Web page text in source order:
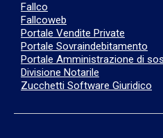
Fallco
Fallcoweb
Portale Vendite Private
Portale Sovraindebitamento
Portale Amministrazione di
Divisione Notarile
Zucchetti Software Giuridico